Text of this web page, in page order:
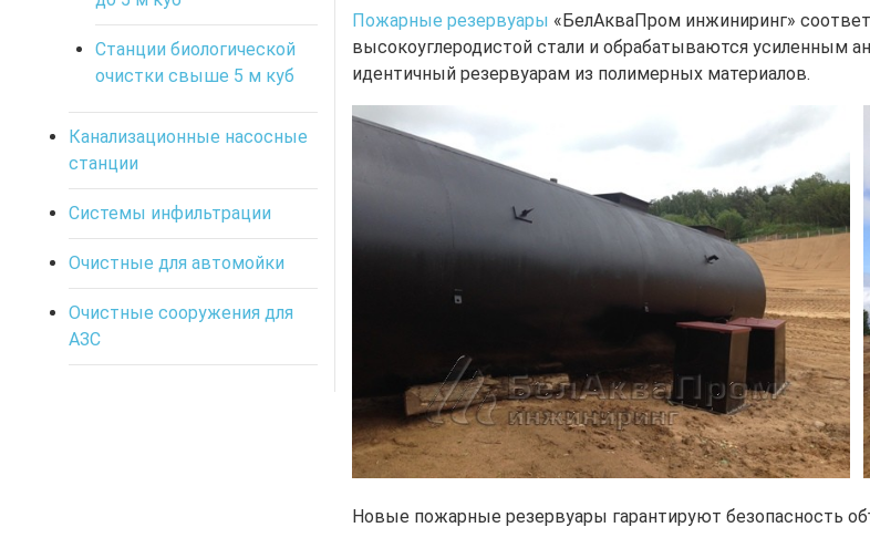
Станции биологической
очистки свыше 5 м куб
Канализационные насосные
станции
Системы инфильтрации
Очистные для автомойки
Очистные сооружения для
АЗС
Пожарные резервуары «БелАкваПром инжиниринг»
высокоуглеродистой стали и обрабатываются
идентичный резервуарам из полимерных материалов.
Новые пожарные резервуары гарантируют